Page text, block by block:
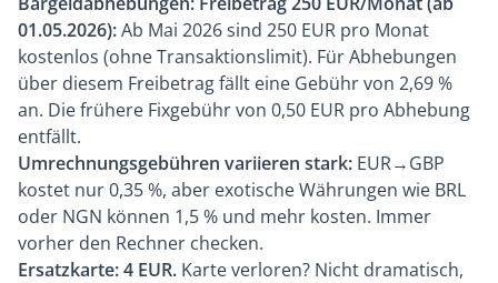
01.05.2026):Ab Mai 2026 sind 250 EUR pro Monat
kostenlos (ohne Transaktionslimit). Für Abhebungen
über diesem Freibetrag fällt eine Gebühr von 2,69 %
an. Die frühere Fixgebühr von 0,50 EUR pro Abhebung
entfällt.
Umrechnungsgebühren variieren stark: EUR→GBP
kostet nur 0,35 %, aber exotische Währungen wie BRL
oder NGN können 1,5 % und mehr kosten. Immer
vorher den Rechner checken.
Ersatzkarte: 4 EUR. Karte verloren? Nicht dramatisch,